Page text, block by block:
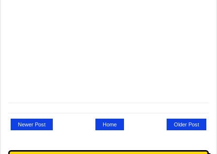
Newer Post Older Post
Home